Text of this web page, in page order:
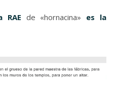
RAE de «hornacina» es la